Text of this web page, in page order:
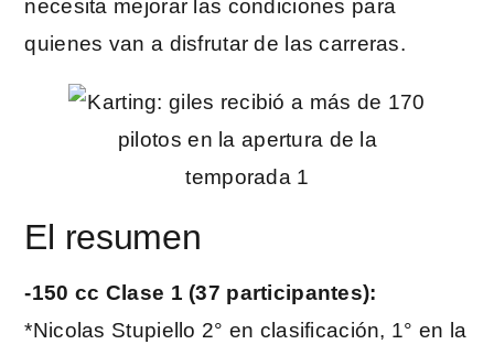
necesita mejorar las condiciones para
quienes van a disfrutar de las carreras.
El resumen
-150 cc Clase 1 (37 participantes):
*Nicolas Stupiello 2° en clasificación, 1° en la